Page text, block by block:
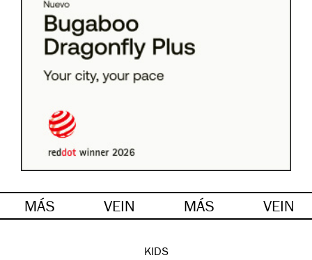
MÁS VEIN MÁS VEIN
KIDS